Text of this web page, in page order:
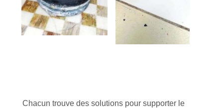
Chacun trouve des solutions pour supporter le